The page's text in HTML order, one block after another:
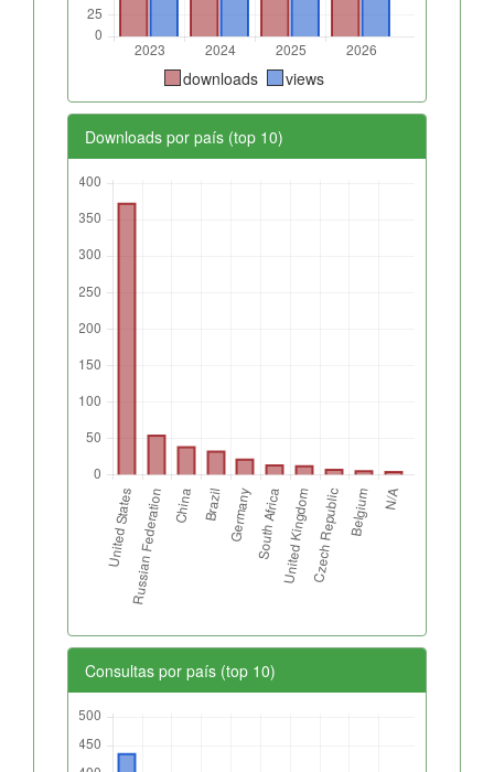
downloads views
Downloads por país (top 10)
Consultas por país (top 10)